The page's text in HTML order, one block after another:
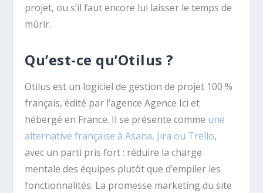
projet, ou s’il faut encore lui laisser le temps de
mûrir.
Qu’est-ce qu’Otilus ?
Otilus est un logiciel de gestion de projet 100 %
français, édité par l’agence Agence Ici et
hébergé en France. Il se présente comme une
alternative française à Asana, Jira ou Trello,
avec un parti pris fort : réduire la charge
mentale des équipes plutôt que d’empiler les
fonctionnalités. La promesse marketing du site